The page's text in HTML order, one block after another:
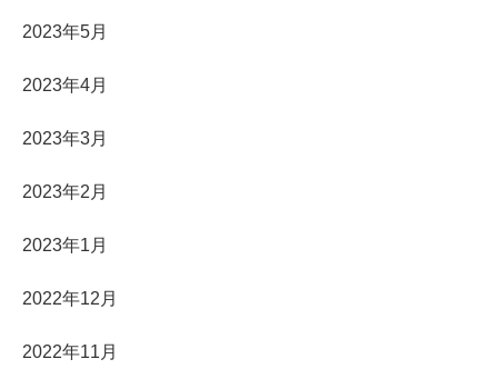
2023年5月
2023年4月
2023年3月
2023年2月
2023年1月
2022年12月
2022年11月